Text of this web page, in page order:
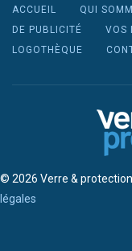
ACCUEIL QUI
DE PUBLICITÉ
VOS
LOGOTHÈQUE
© 2026 Verre &
légales